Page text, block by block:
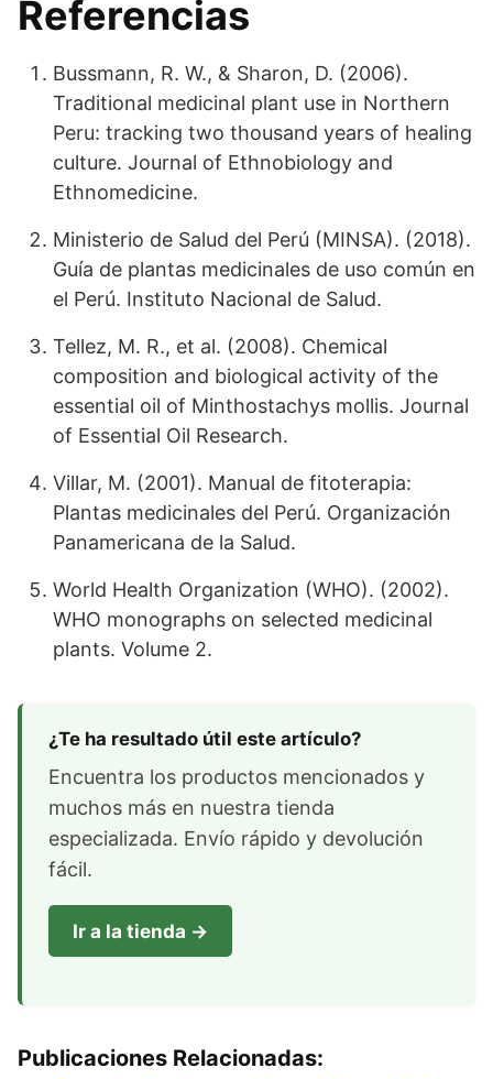
Referencias
Bussmann, R. W., & Sharon, D. (2006).
Traditional medicinal plant use in Northern
Peru: tracking two thousand years of healing
culture. Journal of Ethnobiology and
Ethnomedicine.
Ministerio de Salud del Perú (MINSA). (2018).
Guía de plantas medicinales de uso común en
el Perú. Instituto Nacional de Salud.
Tellez, M. R., et al. (2008). Chemical
composition and biological activity of the
essential oil of Minthostachys mollis. Journal
of Essential Oil Research.
Villar, M. (2001). Manual de fitoterapia:
Plantas medicinales del Perú. Organización
Panamericana de la Salud.
World Health Organization (WHO). (2002).
WHO monographs on selected medicinal
plants. Volume 2.
¿Te ha resultado útil este artículo?
Encuentra los productos mencionados y
muchos más en nuestra tienda
especializada. Envío rápido y devolución
fácil.
Ir a la tienda →
Publicaciones Relacionadas: